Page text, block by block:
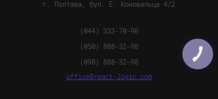
г. Полтава, бул. Е. Коновальца 4/2
(044) 333-70-98
(050) 888-32-98
(098) 888-32-98
office@react-logic.com
КНОПКА
СВЯЗИ